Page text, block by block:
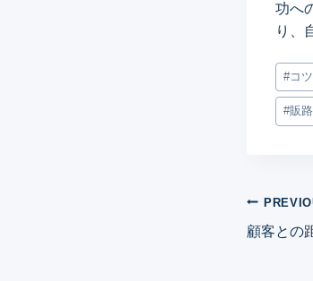
功へ
り、
Post
Tags:
#コツ
#販
投
稿
顧客との